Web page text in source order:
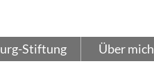
Stiftung Über mich